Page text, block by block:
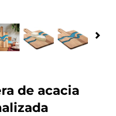
de acacia